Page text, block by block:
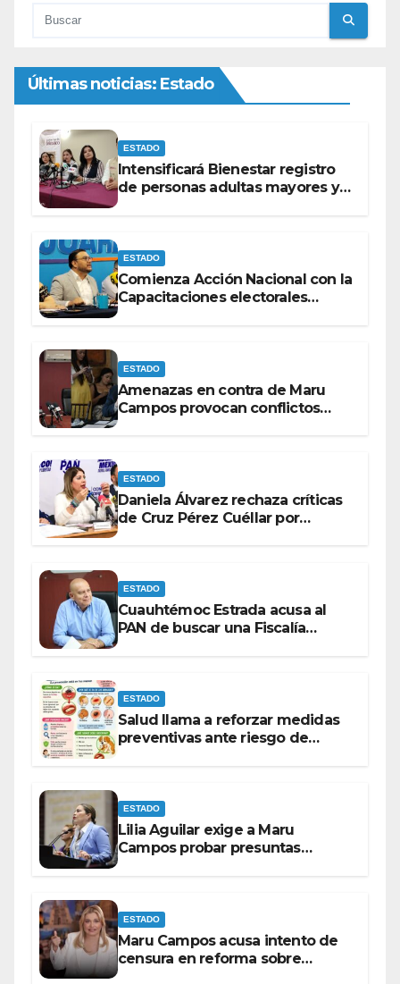
Últimas noticias: Estado
ESTADO
Intensificará Bienestar registro
de personas adultas mayores y
ESTADO
Comienza Acción Nacional con la
Capacitaciones electorales
ESTADO
Amenazas en contra de Maru
Campos provocan conflictos
ESTADO
Daniela Álvarez rechaza críticas
de Cruz Pérez Cuéllar por
ESTADO
Cuauhtémoc Estrada acusa al
PAN de buscar una Fiscalía
ESTADO
Salud llama a reforzar medidas
preventivas ante riesgo de
ESTADO
Lilia Aguilar exige a Maru
Campos probar presuntas
ESTADO
Maru Campos acusa intento de
censura en reforma sobre